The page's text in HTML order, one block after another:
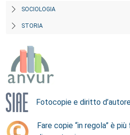
SOCIOLOGIA
STORIA
Fotocopie e diritto
Fare copie “in regola” è